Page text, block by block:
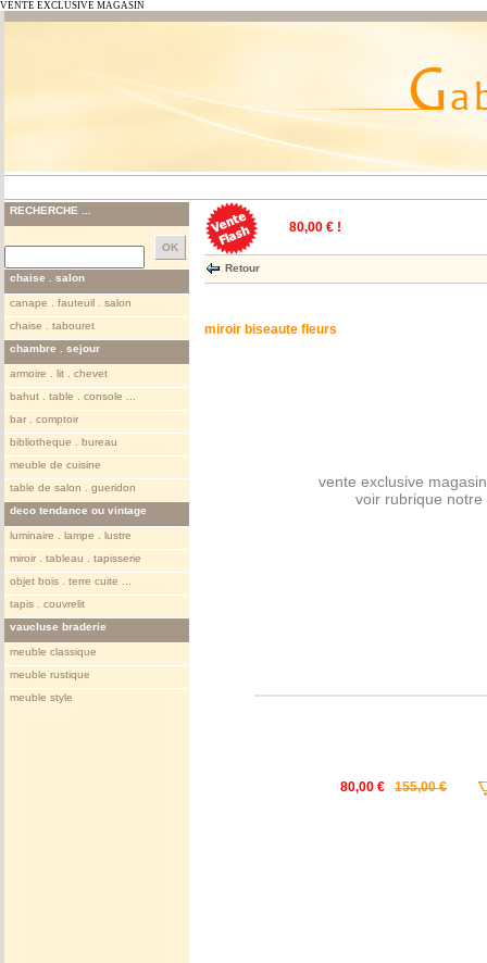
VENTE EXCLUSIVE MAGASIN
RECHERCHE ...
chaise . salon
canape . fauteuil . salon
chaise . tabouret
chambre . sejour
armoire . lit . chevet
bahut . table . console ...
bar . comptoir
bibliotheque . bureau
meuble de cuisine
table de salon . gueridon
deco tendance ou vintage
luminaire . lampe . lustre
miroir . tableau . tapisserie
objet bois . terre cuite ...
tapis . couvrelit
vaucluse braderie
meuble classique
meuble rustique
meuble style
80,00 € !
Retour
miroir biseaute fleurs
vente exclusive
voir rubrique notre
80,00 € 155,00 €